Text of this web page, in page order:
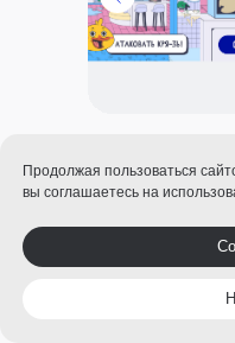
Продолжая пользоваться
вы соглашаетесь на
Баннеры
Отдельно
анимированный
утки. Ролик